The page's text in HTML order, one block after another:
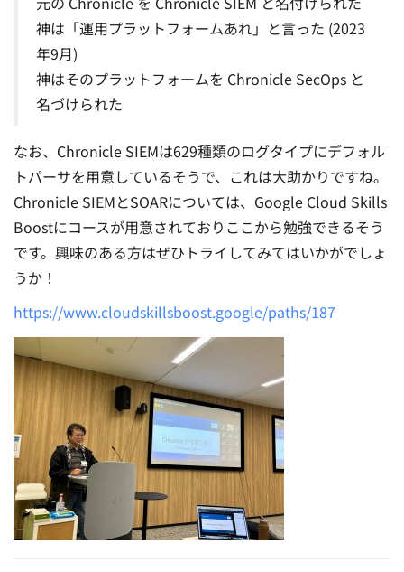
神は「運用プラットフォームあれ」と言った (2023
年9月)
神はそのプラットフォームを Chronicle SecOps と
名づけられた
なお、Chronicle SIEMは629種類のログタイプにデフォル
トパーサを用意しているそうで、これは大助かりですね。
Chronicle SIEMとSOARについては、Google Cloud Skills
Boostにコースが用意されておりここから勉強できるそう
です。興味のある方はぜひトライしてみてはいかがでしょ
うか！
https://www.cloudskillsboost.google/paths/187